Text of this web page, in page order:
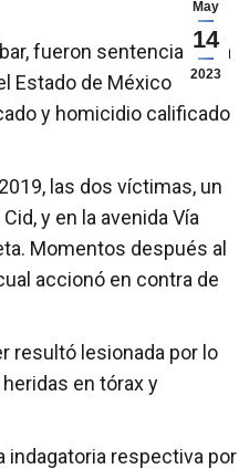
May
14
2023
fueron sentenciados a
Estado de México
y homicidio calificado
las dos víctimas, un
y en la avenida Vía
Momentos después al
accionó en contra de
lesionada por lo
en tórax y
respectiva por